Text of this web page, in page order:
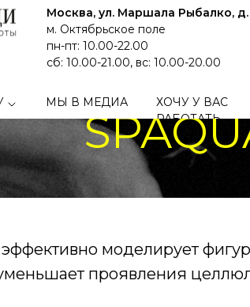
Москва, ул. Маршала Рыбалко, д.
м. Октябрьское поле
пн-пт: 10.00-22.00
сб: 10.00-21.00, вс: 10.00-20.00
МЫ В МЕДИА
ХОЧУ У ВАС
РАБОТАТЬ
моделирует
проявления